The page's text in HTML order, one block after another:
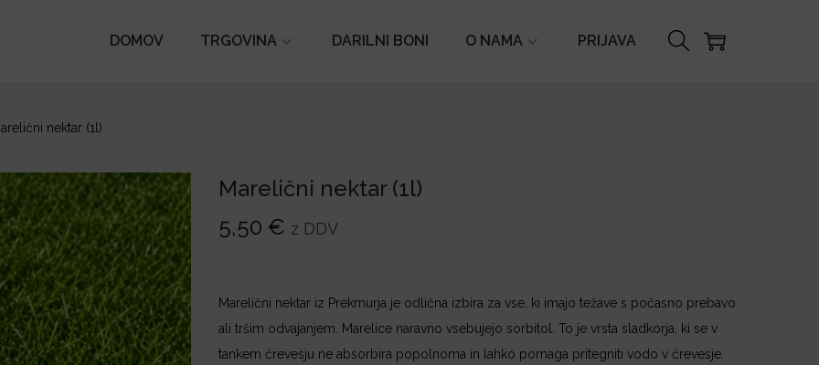
DOMOV TRGOVINA DARILNI BONI O NAMA PRIJAVA
nektar (1l)
Marelični nektar (1l)
5,50 € z DDV
Marelični nektar iz Prekmurja je odlična izbira za vse, ki imajo težave s počasno prebavo
ali tršim odvajanjem. Marelice naravno vsebujejo sorbitol. To je vrsta sladkorja, ki se v
tankem črevesju ne absorbira popolnoma in lahko pomaga pritegniti vodo v črevesje.